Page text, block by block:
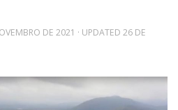
DE 2021 · UPDATED 26 DE